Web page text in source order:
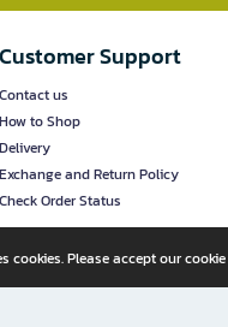
Customer Support
Contact us
How to Shop
Delivery
Exchange and Return Policy
Check Order Status
cookies. Please accept our